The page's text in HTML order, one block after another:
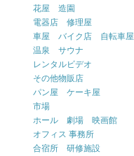
花屋 造園
電器店 修理屋
車屋 バイク店 自転車屋
温泉 サウナ
レンタルビデオ
その他物販店
パン屋 ケーキ屋
市場
ホール 劇場 映画館
オフィス 事務所
合宿所 研修施設